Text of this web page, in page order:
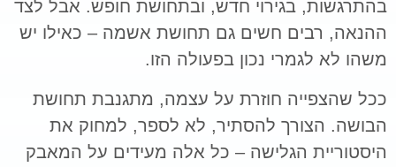
בהתרגשות, בגירוי חדש, ובתחושת חופש. אבל לצד
ההנאה, רבים חשים גם תחושת אשמה – כאילו יש
משהו לא לגמרי נכון בפעולה הזו.
ככל שהצפייה חוזרת על עצמה, מתגנבת תחושת
הבושה. הצורך להסתיר, לא לספר, למחוק את
היסטוריית הגלישה – כל אלה מעידים על המאבק